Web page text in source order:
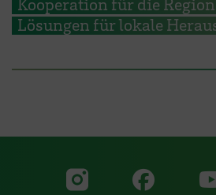
Lösungen für lokale
Zu